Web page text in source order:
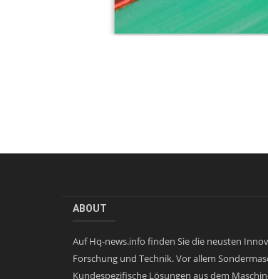
ABOUT
Auf Hq-news.info finden Sie die neusten
Forschung und Technik. Vor allem
Kundespezifische Lösungen aus dem